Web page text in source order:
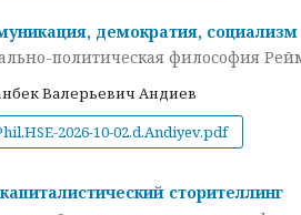
демократия, социализм
политическая философия
Валерьевич Андиев
2026-10-02.d.Andiyev.pdf
сторителлинг